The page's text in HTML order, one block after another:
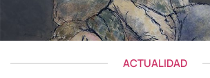
ACTUALIDAD